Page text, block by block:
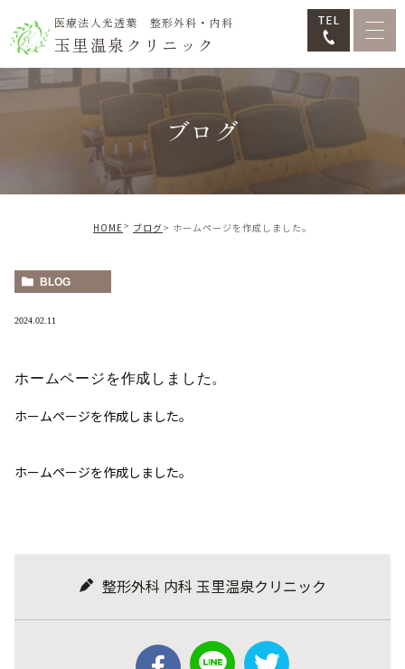
医療法人光透葉 整形外科・内科
玉里温泉クリニック
ブログ
HOME ブログ ホームページを作成しました。
BLOG
2024.02.11
ホームページを作成しました。
ホームページを作成しました。
ホームページを作成しました。
整形外科 内科 玉里温泉クリニック